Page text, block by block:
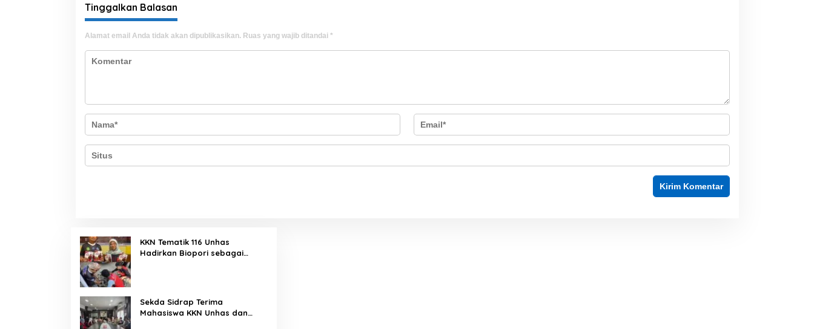
Tinggalkan Balasan
Alamat email Anda tidak akan dipublikasikan. Ruas yang wajib ditandai *
KKN Tematik 116 Unhas
Hadirkan Biopori sebagai
Sekda Sidrap Terima
Mahasiswa KKN Unhas dan